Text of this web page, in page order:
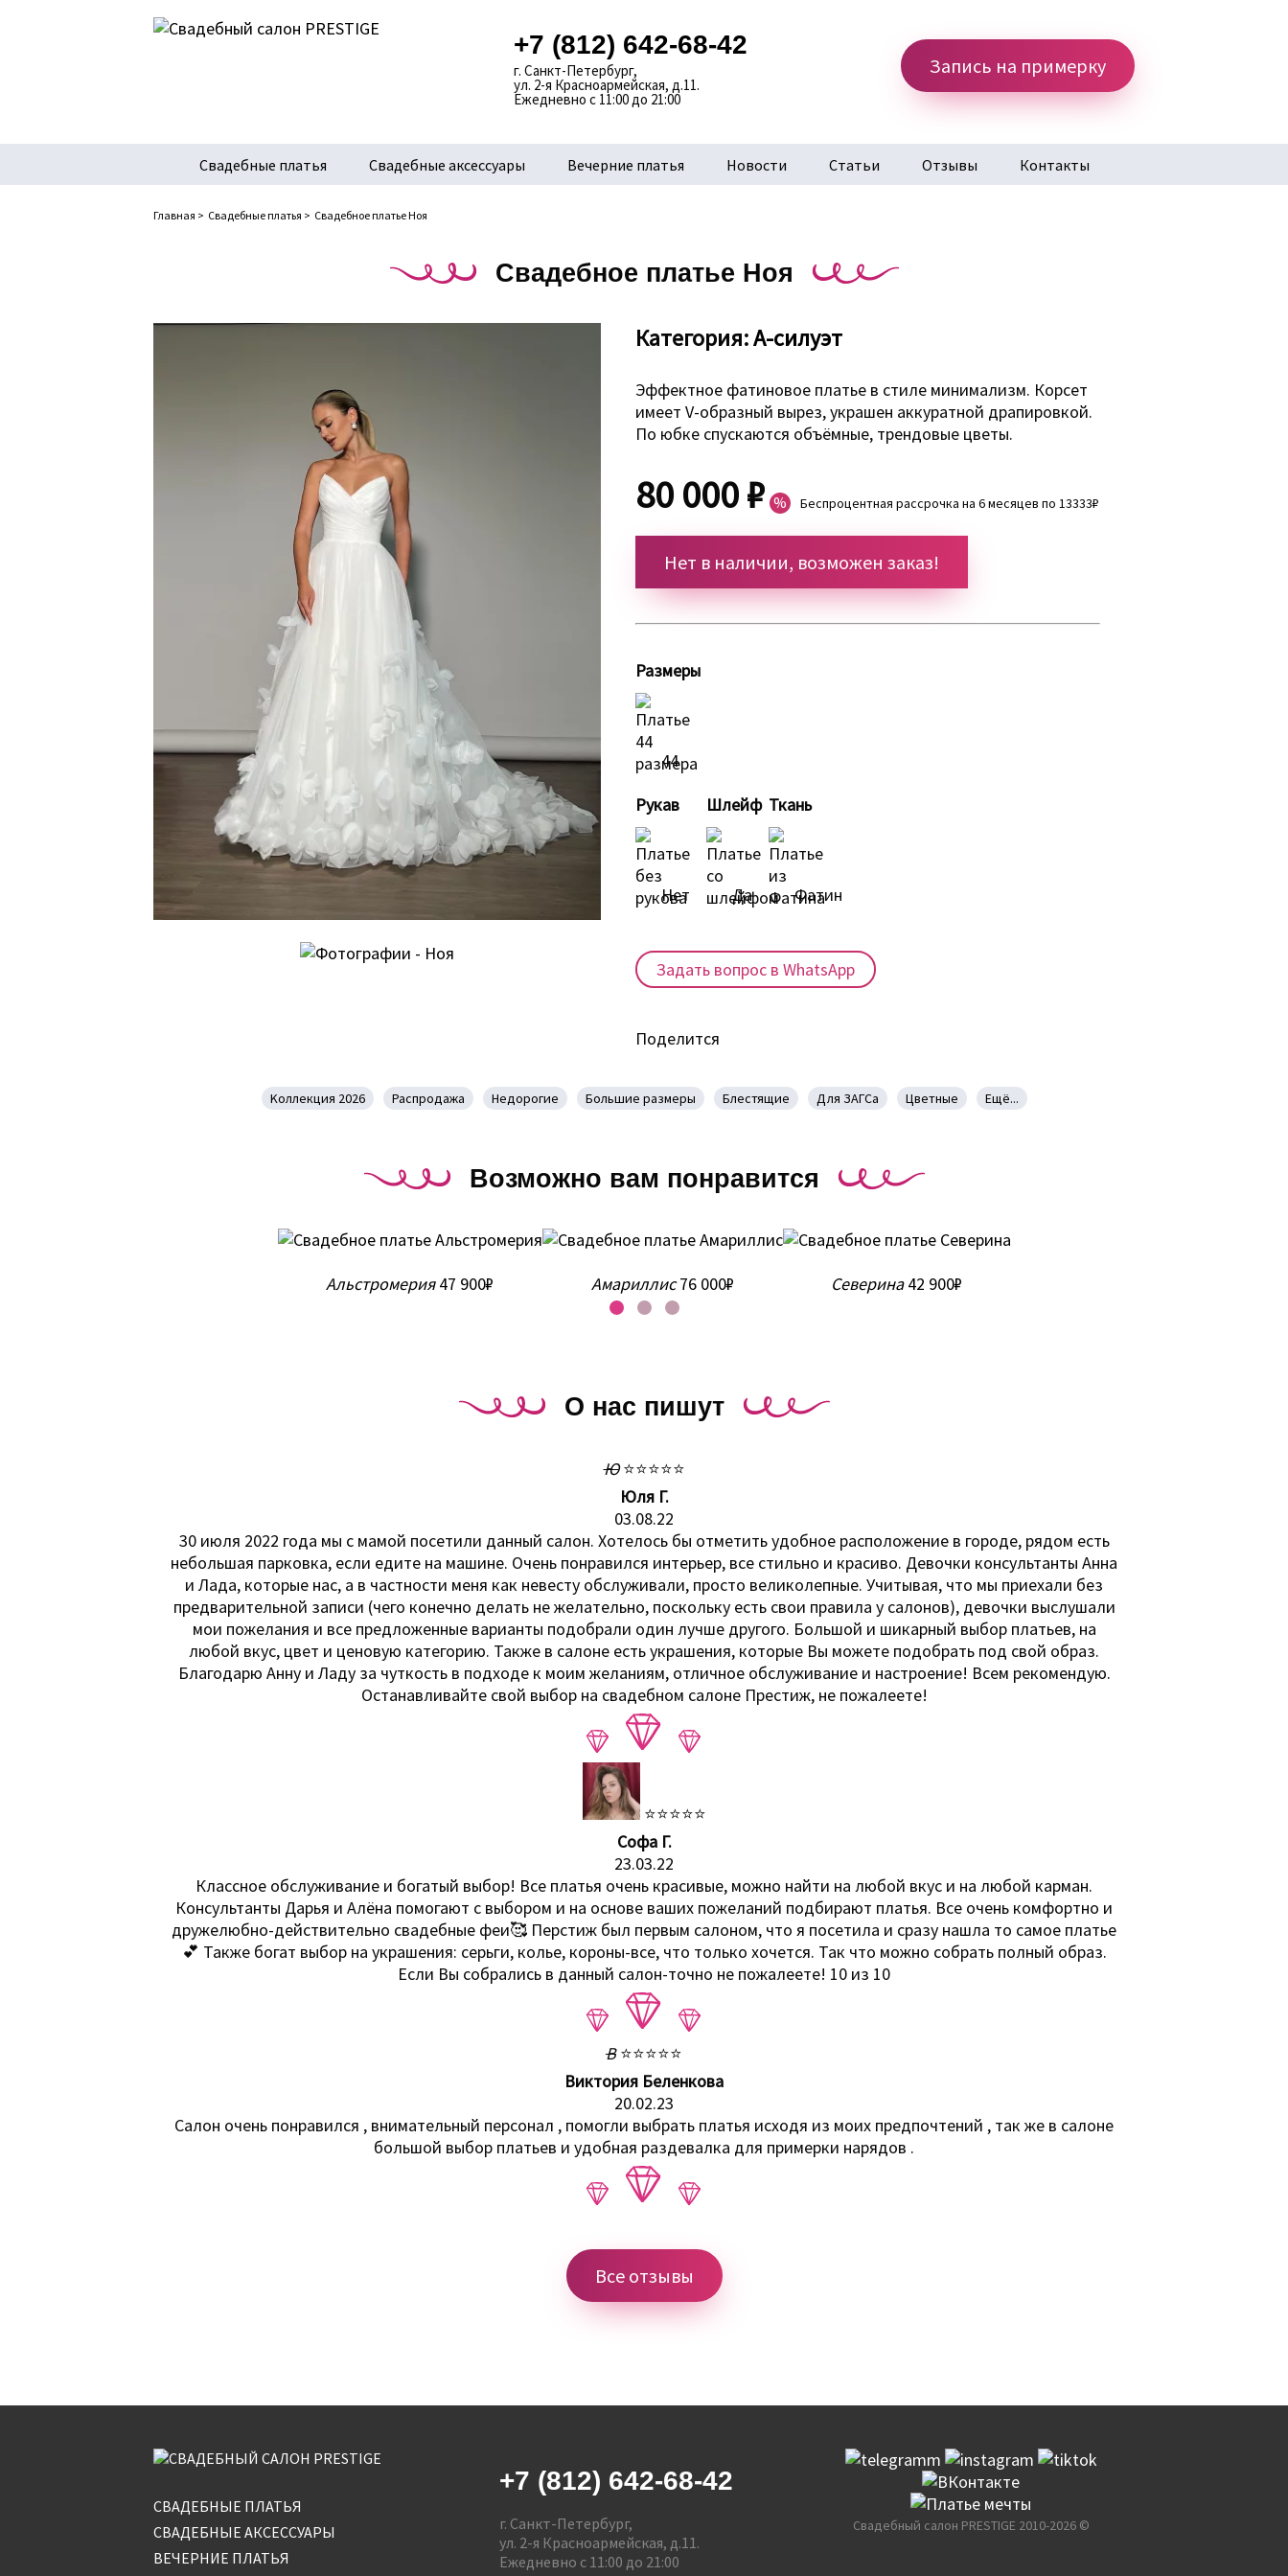
+7 (812) 642-68-42
г. Санкт-Петербург,
ул. 2-я Красноармейская, д.11.
Ежедневно с 11:00 до 21:00
Запись на примерку
Свадебные платья Свадебные аксессуары Вечерние платья Новости Статьи Отзывы Контакты
Главная > Свадебные платья > Свадебное платье Ноя
Свадебное платье Ноя
Категория:А-силуэт
Эффектное фатиновое платье в стиле минимализм. Корсет
имеет V-образный вырез, украшен аккуратной драпировкой.
По юбке спускаются объёмные, трендовые цветы.
80 000 ₽ % Беспроцентная рассрочка на 6 месяцев по 13333₽
Нет в наличии, возможен заказ!
Размеры
44
Рукав
Нет
Шлейф
Да
Ткань
Фатин
Задать вопрос в WhatsApp
Поделится
Kоллекция 2026 Распродажа Недорогие Большие размеры Блестящие Для ЗАГСа Цветные Ещё...
Возможно вам понравится
Альстромерия 47 900₽ Амариллис 76 000₽ Северина 42 900₽
О нас пишут
Ю ⭐⭐⭐⭐⭐
Юля Г.
03.08.22
30 июля 2022 года мы с мамой посетили данный салон. Хотелось бы отметить удобное расположение в городе, рядом есть
небольшая парковка, если едите на машине. Очень понравился интерьер, все стильно и красиво. Девочки консультанты Анна
и Лада, которые нас, а в частности меня как невесту обслуживали, просто великолепные. Учитывая, что мы приехали без
предварительной записи (чего конечно делать не желательно, поскольку есть свои правила у салонов), девочки выслушали
мои пожелания и все предложенные варианты подобрали один лучше другого. Большой и шикарный выбор платьев, на
любой вкус, цвет и ценовую категорию. Также в салоне есть украшения, которые Вы можете подобрать под свой образ.
Благодарю Анну и Ладу за чуткость в подходе к моим желаниям, отличное обслуживание и настроение! Всем рекомендую.
Останавливайте свой выбор на свадебном салоне Престиж, не пожалеете!
⭐⭐⭐⭐⭐
Софа Г.
23.03.22
Классное обслуживание и богатый выбор! Все платья очень красивые, можно найти на любой вкус и на любой карман.
Консультанты Дарья и Алёна помогают с выбором и на основе ваших пожеланий подбирают платья. Все очень комфортно и
дружелюбно-действительно свадебные феи🥰 Перстиж был первым салоном, что я посетила и сразу нашла то самое платье
💕 Также богат выбор на украшения: серьги, колье, короны-все, что только хочется. Так что можно собрать полный образ.
Если Вы собрались в данный салон-точно не пожалеете! 10 из 10
В ⭐⭐⭐⭐⭐
Виктория Беленкова
20.02.23
Салон очень понравился , внимательный персонал , помогли выбрать платья исходя из моих предпочтений , так же в салоне
большой выбор платьев и удобная раздевалка для примерки нарядов .
Все отзывы
СВАДЕБНЫЕ ПЛАТЬЯ
СВАДЕБНЫЕ АКСЕССУАРЫ
ВЕЧЕРНИЕ ПЛАТЬЯ
+7 (812) 642-68-42
г. Санкт-Петербург,
ул. 2-я Красноармейская, д.11.
Ежедневно с 11:00 до 21:00
Свадебный салон PRESTIGE 2010-2026 ©